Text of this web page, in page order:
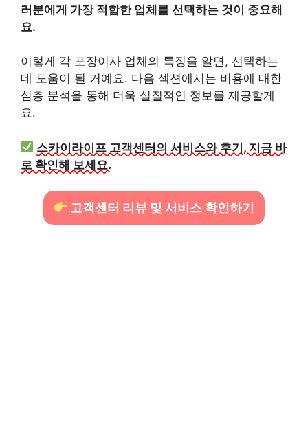
러분에게 가장 적합한 업체를 선택하는 것이 중요해
요.
이렇게 각 포장이사 업체의 특징을 알면, 선택하는
데 도움이 될 거예요. 다음 섹션에서는 비용에 대한
심층 분석을 통해 더욱 실질적인 정보를 제공할게
요.
스카이라이프 고객센터의 서비스와 후기, 지금 바
로 확인해 보세요.
고객센터 리뷰 및 서비스 확인하기